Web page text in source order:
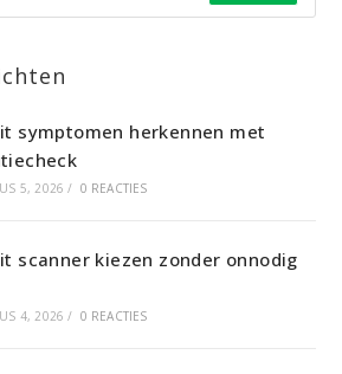
symptomen herkennen met
5, 2026 / 0 REACTIES
scanner kiezen zonder onnodig
4, 2026 / 0 REACTIES